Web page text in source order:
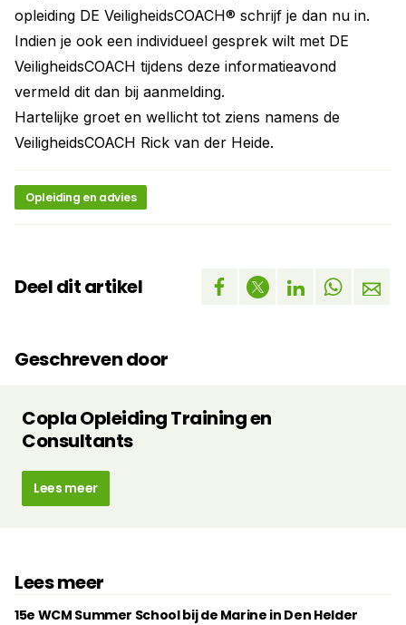
opleiding DE VeiligheidsCOACH® schrijf je dan nu in.
Indien je ook een individueel gesprek wilt met DE
VeiligheidsCOACH tijdens deze informatieavond
vermeld dit dan bij aanmelding.
Hartelijke groet en wellicht tot ziens namens de
VeiligheidsCOACH Rick van der Heide.
Opleiding en advies
Deel dit artikel
Geschreven door
Copla Opleiding Training en
Consultants
Lees meer
Lees meer
15e WCM Summer School bij de Marine in Den Helder